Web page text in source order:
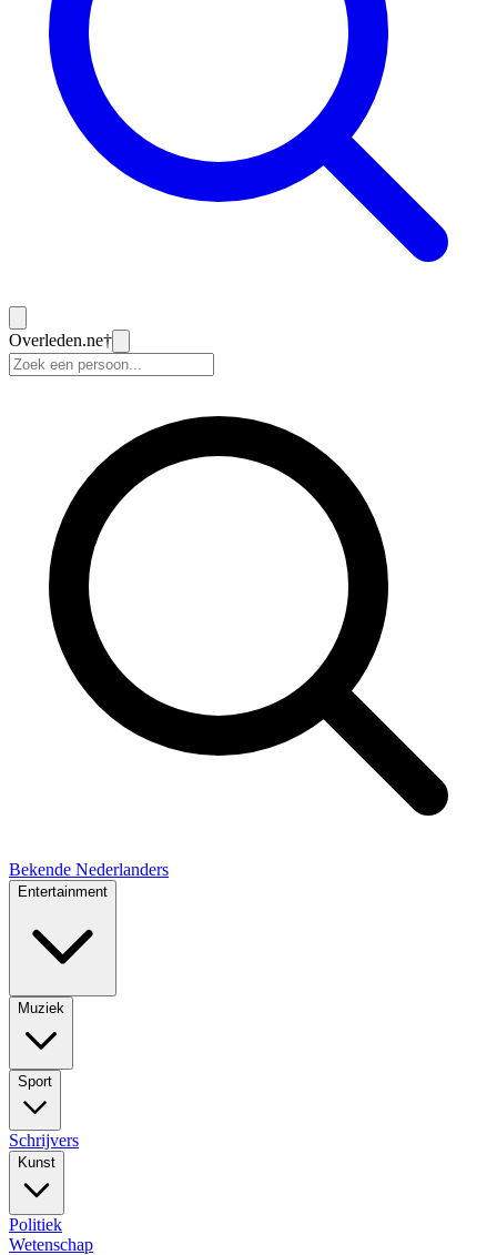
Overleden.ne†
Bekende Nederlanders
Entertainment
Muziek
Sport
Schrijvers
Kunst
Politiek
Wetenschap